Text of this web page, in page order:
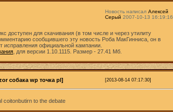
Новость написал Алексей
Серый 2007-10-13 16:19:16
доступен для скачивания (в том числе и через утилиту
сообщившего эту новость Роба МакГинниса, он в
исправления официальной кампании.
, для версии 1.10.1115. Размер - 27.41 Мб.
собака wp точка pl] [2013-08-14 07:17:30]
coitonbutirn to the debate